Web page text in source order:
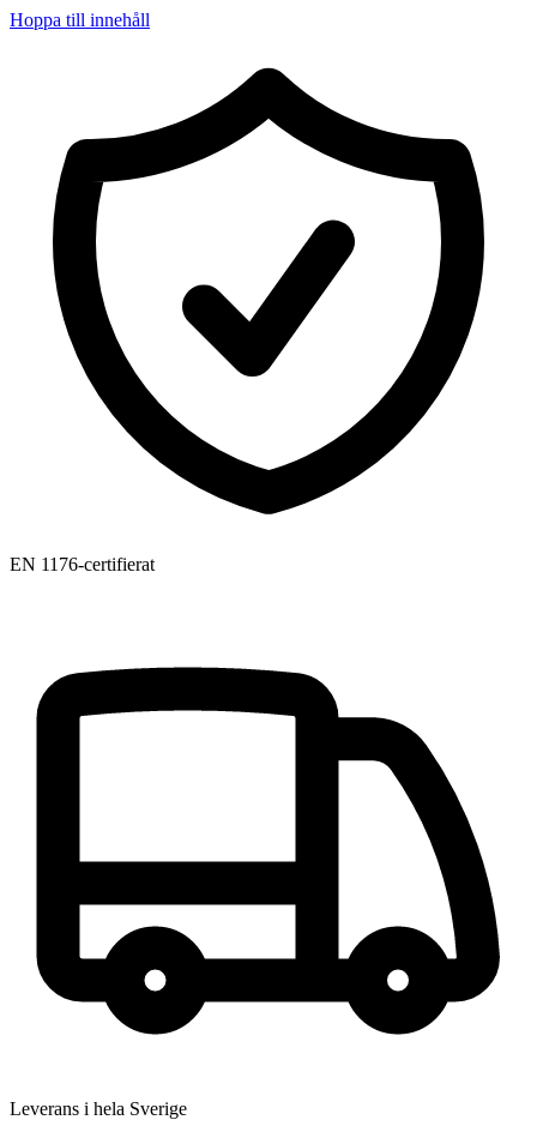
Hoppa till innehåll
EN 1176-certifierat
Leverans i hela Sverige